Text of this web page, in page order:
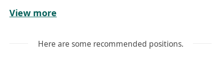
2. 協調處理IT硬件和應用程序相關問題，提供即時
技術支持以減少系統中斷時間。
障並制定應對方案。
View more
Here are some recommended positions.